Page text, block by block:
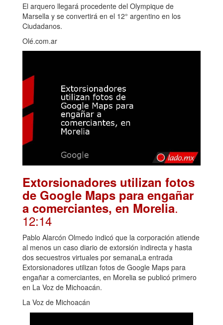
El arquero llegará procedente del Olympique de
Marsella y se convertirá en el 12° argentino en los
Ciudadanos.
Olé.com.ar
Extorsionadores utilizan fotos
de Google Maps para engañar
a comerciantes, en Morelia.
12:14
Pablo Alarcón Olmedo indicó que la corporación atiende
al menos un caso diario de extorsión indirecta y hasta
dos secuestros virtuales por semanaLa entrada
Extorsionadores utilizan fotos de Google Maps para
engañar a comerciantes, en Morelia se publicó primero
en La Voz de Michoacán.
La Voz de Michoacán